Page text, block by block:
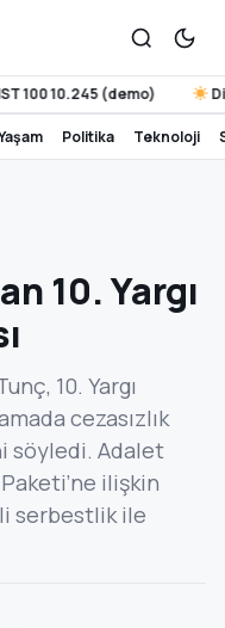
100 10.245 (demo)
yaşam politika teknoloji
10. Yargı
10. Yargı
cezasızlık
söyledi. Adalet
Paketi’ne ilişkin
serbestlik ile